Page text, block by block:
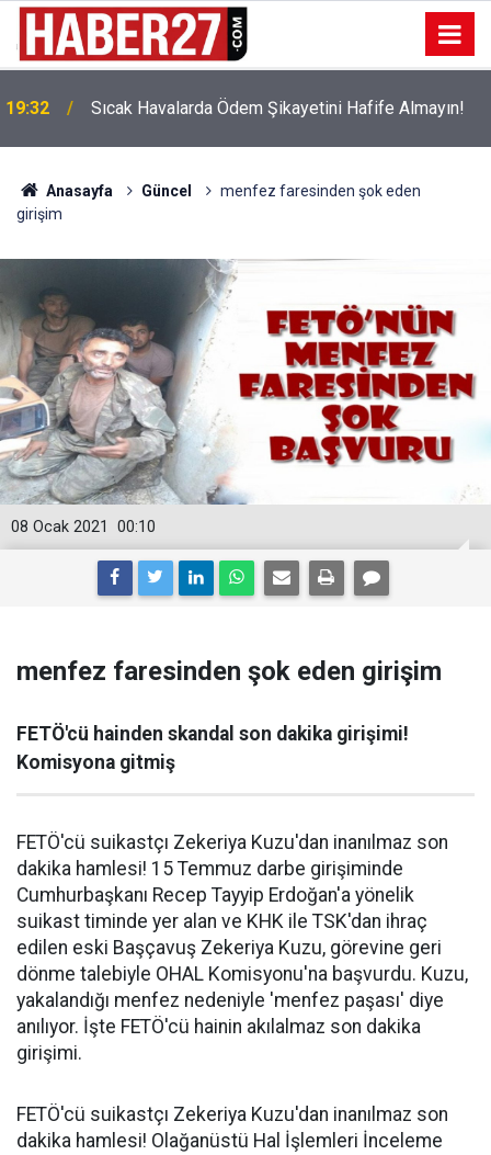
19:32 Sıcak Havalarda Ödem Şikayetini Hafife Almayın!
Anasayfa Güncel
menfez faresinden şok eden
girişim
00:10
08 Ocak 2021
menfez faresinden şok eden girişim
FETÖ'cü hainden skandal son dakika girişimi!
Komisyona gitmiş
FETÖ'cü suikastçı Zekeriya Kuzu'dan inanılmaz son
dakika hamlesi! 15 Temmuz darbe girişiminde
Cumhurbaşkanı Recep Tayyip Erdoğan'a yönelik
suikast timinde yer alan ve KHK ile TSK'dan ihraç
edilen eski Başçavuş Zekeriya Kuzu, görevine geri
dönme talebiyle OHAL Komisyonu'na başvurdu. Kuzu,
yakalandığı menfez nedeniyle 'menfez paşası' diye
anılıyor. İşte FETÖ'cü hainin akılalmaz son dakika
girişimi.
FETÖ'cü suikastçı Zekeriya Kuzu'dan inanılmaz son
dakika hamlesi! Olağanüstü Hal İşlemleri İnceleme